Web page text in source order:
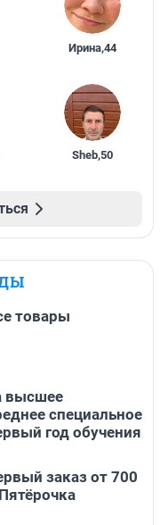
Ирина,44
Sheb,50
товары
высшее
специальное
год обучения
заказ от 700